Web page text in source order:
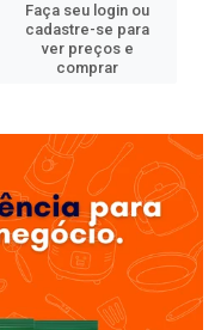
Faça seu login ou
cadastre-se para
ver preços e
comprar